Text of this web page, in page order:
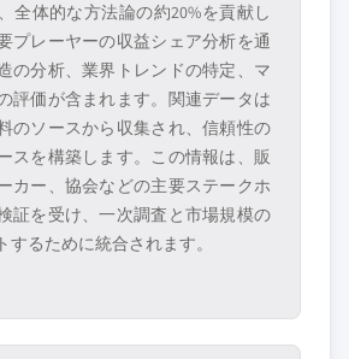
全体的な方法論の約20%を貢献し
プレーヤーの収益シェア分析を通
の分析、業界トレンドの特定、マ
評価が含まれます。関連データは
のソースから収集され、信頼性の
スを構築します。この情報は、販
カー、協会などの主要ステークホ
証を受け、一次調査と市場規模の
するために統合されます。